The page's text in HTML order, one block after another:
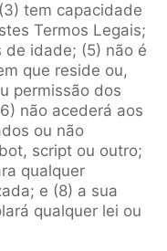
tem capacidade
Termos Legais;
de idade; (5) não é
que reside ou,
permissão dos
não acederá aos
ou não
script ou outro;
qualquer
e (8) a sua
qualquer lei ou